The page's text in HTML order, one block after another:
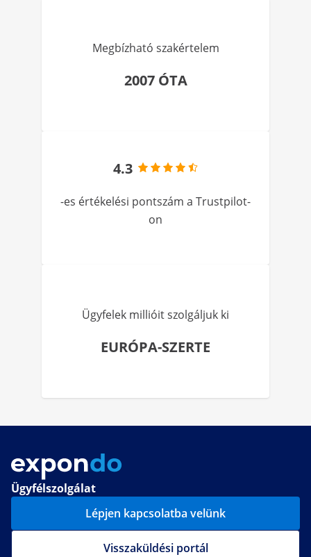
Megbízható szakértelem
2007 ÓTA
4.3
-es értékelési pontszám a Trustpilot-
on
Ügyfelek millióit szolgáljuk ki
EURÓPA-SZERTE
Ügyfélszolgálat
Lépjen kapcsolatba velünk
Visszaküldési portál